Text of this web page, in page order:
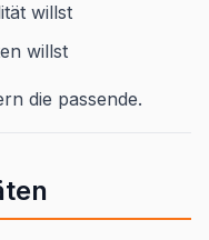
willst
willst
die passende.